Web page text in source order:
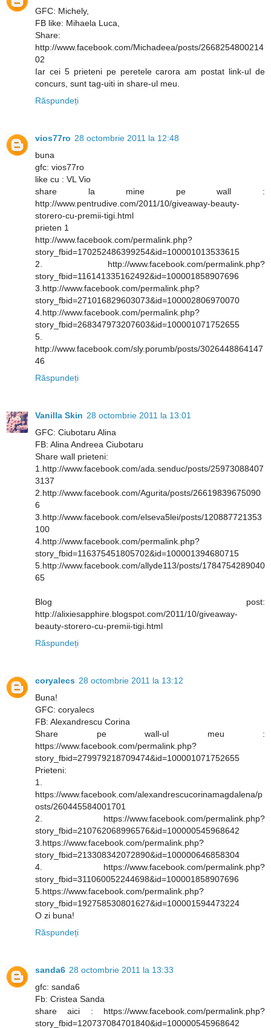
GFC: Michely,
FB like: Mihaela Luca,
Share:
http://www.facebook.com/Michadeea/posts/2668254800214
02
Iar cei 5 prieteni pe peretele carora am postat link-ul de
concurs, sunt tag-uiti in share-ul meu.
Răspundeți
vios77ro 28 octombrie 2011 la 12:48
buna
gfc: vios77ro
like cu : VL Vio
share la mine pe wall :
http://www.pentrudive.com/2011/10/giveaway-beauty-
storero-cu-premii-tigi.html
prieten 1
http://www.facebook.com/permalink.php?
story_fbid=170252486399254&id=100001013533615
2. http://www.facebook.com/permalink.php?
story_fbid=116141335162492&id=100001858907696
3.http://www.facebook.com/permalink.php?
story_fbid=271016829603073&id=100002806970070
4.http://www.facebook.com/permalink.php?
story_fbid=268347973207603&id=100001071752655
5.
http://www.facebook.com/sly.porumb/posts/3026448864147
46
Răspundeți
Vanilla Skin 28 octombrie 2011 la 13:01
GFC: Ciubotaru Alina
FB: Alina Andreea Ciubotaru
Share wall prieteni:
1.http://www.facebook.com/ada.senduc/posts/25973088407
3137
2.http://www.facebook.com/Agurita/posts/26619839675090
6
3.http://www.facebook.com/elseva5lei/posts/120887721353
100
4.http://www.facebook.com/permalink.php?
story_fbid=116375451805702&id=100001394680715
5.http://www.facebook.com/allyde113/posts/1784754289040
65
Blog post:
http://alixiesapphire.blogspot.com/2011/10/giveaway-
beauty-storero-cu-premii-tigi.html
Răspundeți
coryalecs 28 octombrie 2011 la 13:12
Buna!
GFC: coryalecs
FB: Alexandrescu Corina
Share pe wall-ul meu :
https://www.facebook.com/permalink.php?
story_fbid=279979218709474&id=100001071752655
Prieteni:
1.
https://www.facebook.com/alexandrescucorinamagdalena/p
osts/260445584001701
2. https://www.facebook.com/permalink.php?
story_fbid=210762068996576&id=100000545968642
3.https://www.facebook.com/permalink.php?
story_fbid=213308342072890&id=100000646858304
4. https://www.facebook.com/permalink.php?
story_fbid=311060052244698&id=100001858907696
5.https://www.facebook.com/permalink.php?
story_fbid=192758530801627&id=100001594473224
O zi buna!
Răspundeți
sanda6 28 octombrie 2011 la 13:33
gfc: sanda6
Fb: Cristea Sanda
share aici : https://www.facebook.com/permalink.php?
story_fbid=120737084701840&id=100000545968642